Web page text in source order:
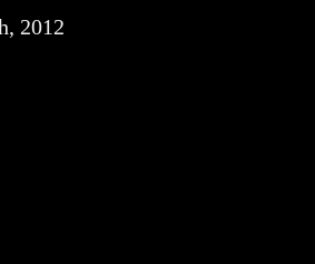
2012